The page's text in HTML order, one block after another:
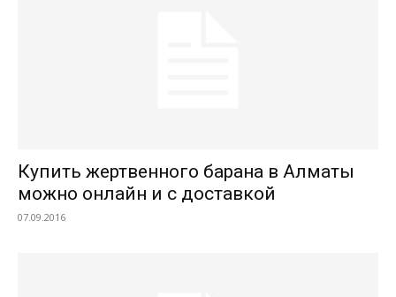
Купить жертвенного барана в Алматы
можно онлайн и с доставкой
07.09.2016